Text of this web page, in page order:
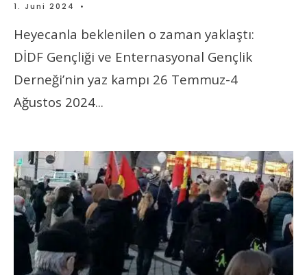
1. Juni 2024 •
Heyecanla beklenilen o zaman yaklaştı:
DİDF Gençliği ve Enternasyonal Gençlik
Derneği’nin yaz kampı 26 Temmuz-4
Ağustos 2024...